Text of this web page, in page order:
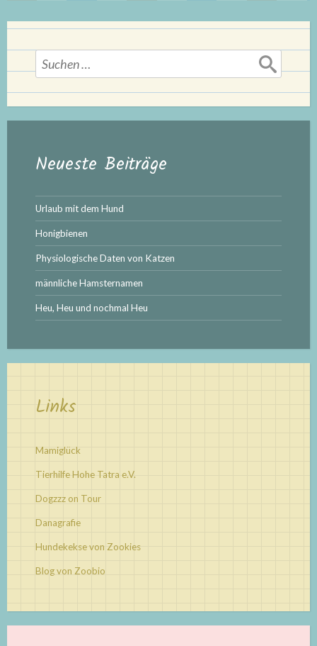
Suchen
nach:
Neueste Beiträge
Urlaub mit dem Hund
Honigbienen
Physiologische Daten von Katzen
männliche Hamsternamen
Heu, Heu und nochmal Heu
Links
Mamiglück
Tierhilfe Hohe Tatra e.V.
Dogzzz on Tour
Danagrafie
Hundekekse von Zookies
Blog von Zoobio